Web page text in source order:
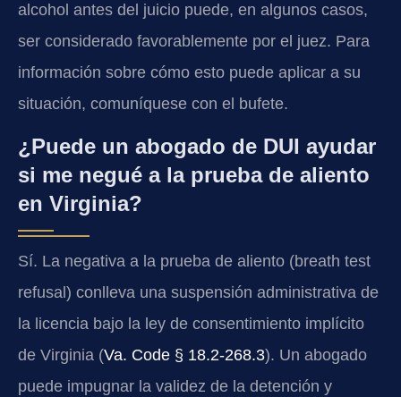
alcohol antes del juicio puede, en algunos casos,
ser considerado favorablemente por el juez. Para
información sobre cómo esto puede aplicar a su
situación, comuníquese con el bufete.
¿Puede un abogado de DUI ayudar
si me negué a la prueba de aliento
en Virginia?
Sí. La negativa a la prueba de aliento (breath test
refusal) conlleva una suspensión administrativa de
la licencia bajo la ley de consentimiento implícito
de Virginia (Va. Code § 18.2-268.3). Un abogado
puede impugnar la validez de la detención y